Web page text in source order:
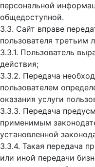
персональной
общедоступной.
3.3. Сайт вправе
пользователя третьим
3.3.1. Пользователь
действия;
3.3.2. Передача
пользователем
оказания услуги
3.3.3. Передача
применимым
установленной
3.3.4. Такая передача
или иной передачи